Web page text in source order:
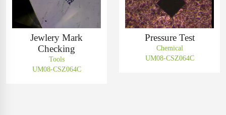
Jewlery Mark
Checking
Tools
UM08-CSZ064C
Pressure Test
Chemical
UM08-CSZ064C